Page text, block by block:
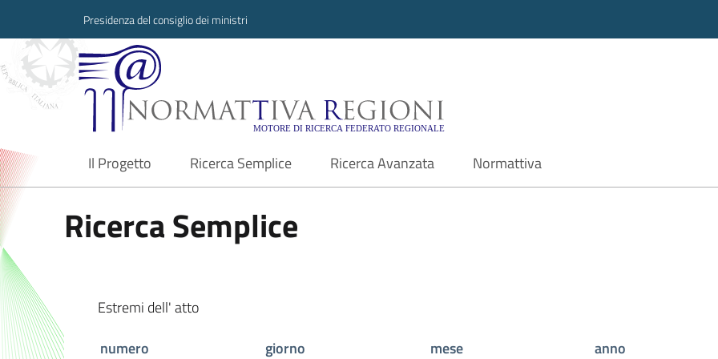
Presidenza del consiglio dei ministri
Normattiva Regioni - Motore di ricerca
Il Progetto
current Ricerca Semplice Ricerca Avanzata Normattiva
Ricerca Semplice
Estremi dell' atto
numero
giorno mese
anno